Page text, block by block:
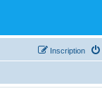
Inscription